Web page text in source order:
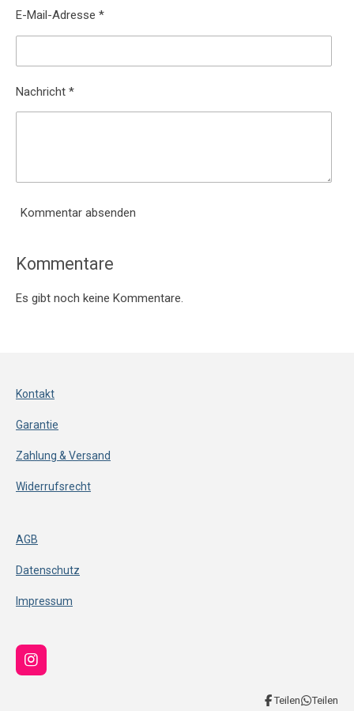
E-Mail-Adresse *
Nachricht *
Kommentar absenden
Kommentare
Es gibt noch keine Kommentare.
Kontakt
Garantie
Zahlung & Versand
Widerrufsrecht
AGB
Datenschutz
Impressum
I
n
Teilen Teilen